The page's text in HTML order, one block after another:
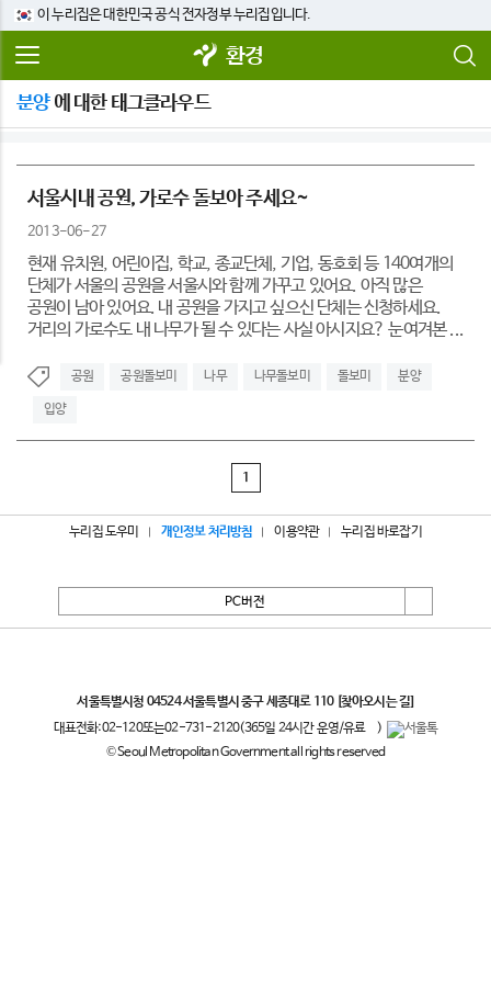
이 누리집은 대한민국 공식 전자정부 누리집입니다.
환경
분양에 대한 태그클라우드
서울시내 공원, 가로수 돌보아 주세요~
2013-06-27
현재 유치원, 어린이집, 학교, 종교단체, 기업, 동호회 등 140여개의
단체가 서울의 공원을 서울시와 함께 가꾸고 있어요. 아직 많은
공원이 남아 있어요. 내 공원을 가지고 싶으신 단체는 신청하세요.
거리의 가로수도 내 나무가 될 수 있다는 사실 아시지요? 눈여겨본 ...
공원 공원돌보미 나무 나무돌보미 돌보미 분양
입양
1
누리집 도우미 개인정보 처리방침 이용약관 누리집 바로잡기
PC버전
서울특별시청 04524 서울특별시 중구 세종대로 110 [찾아오시는 길]
대표전화:02-120또는02-731-2120(365일 24시간 운영/유료
)
© Seoul Metropolitan Government all rights reserved